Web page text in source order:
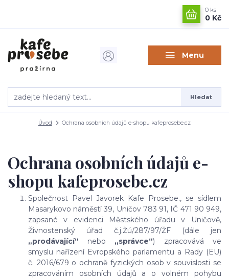
Menu
Hledat
0 ks
0 Kč
Úvod Ochrana osobních údajů e-shopu kafeprosebe.cz
Ochrana osobních údajů e-
shopu kafeprosebe.cz
Společnost Pavel Javorek Kafe Prosebe., se sídlem
Masarykovo náměstí 39, Uničov 783 91, IČ 471 90 949,
zapsané v evidenci Městského úřadu v Uničově,
Živnostenský úřad č.j.Žú/287/97/ŽF (dále jen
„prodávající“ nebo „správce“) zpracovává ve
smyslu nařízení Evropského parlamentu a Rady (EU)
č. 2016/679 o ochraně fyzických osob v souvislosti se
zpracováním osobních údajů a o volném pohybu